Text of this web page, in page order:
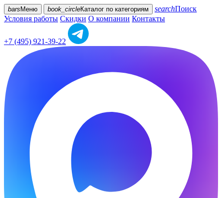
bars Меню book_circleКаталог по категориям searchПоиск
Условия работы Скидки О компании Контакты
+7 (495) 921-39-22